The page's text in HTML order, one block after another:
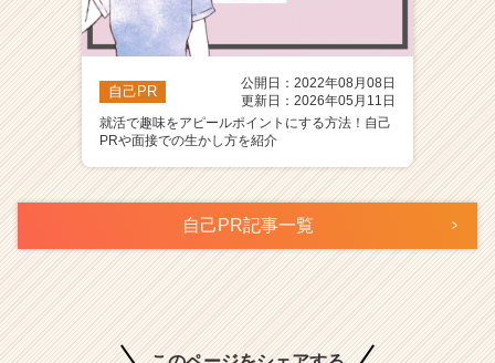
自己PR
公開日：2022年08月08日
更新日：2026年05月11日
就活で趣味をアピールポイントにする方法！自己
PRや面接での生かし方を紹介
自己PR記事一覧